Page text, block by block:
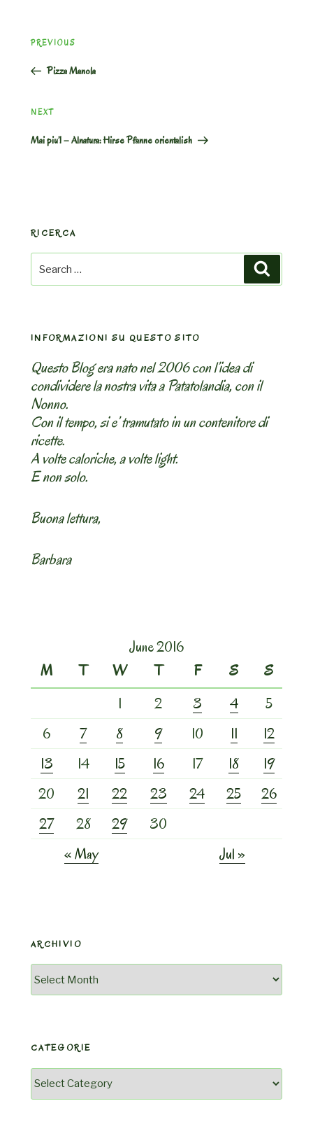
navigation
Previous
Post
PREVIOUS
Pizza Manola
Next
NEXT
Mai piu’! – Alnatura: Hirse Pfanne orientalish
RICERCA
Search
for:
INFORMAZIONI SU QUESTO SITO
Questo Blog era nato nel 2006 con l’idea di
condividere la nostra vita a Patatolandia, con il
Nonno.
Con il tempo, si e’ tramutato in un contenitore di
ricette.
A volte caloriche, a volte light.
E non solo.
Buona lettura,
Barbara
June 2016
M
T W T F S
S
1
2 3 4
5
6
7 8 9 10 11
12
13
14 15 16 17 18
19
20
21 22 23 24 25
26
27
28 29
30
« May
Jul »
ARCHIVIO
Archivio
CATEGORIE
Categorie